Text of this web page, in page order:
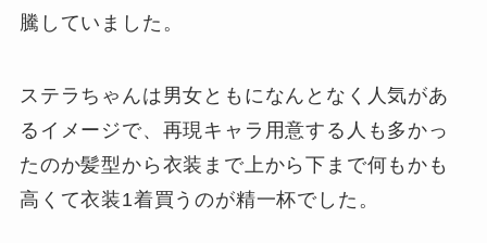
騰していました。
ステラちゃんは男女ともになんとなく人気があ
るイメージで、再現キャラ用意する人も多かっ
たのか髪型から衣装まで上から下まで何もかも
高くて衣装1着買うのが精一杯でした。